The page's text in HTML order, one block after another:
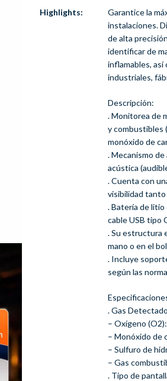
Highlights:
Garantice la
instalaciones.
de alta
identificar de
inflamables,
industriales,
Descripción:
. Monitorea de
y combustibles
monóxido de
. Mecanismo
acústica
. Cuenta con
visibilidad tanto
. Batería de
cable USB tipo
. Su estructura
mano o en el
. Incluye
según las
. Gas
– Oxígeno
– Monóxido de
– Sulfuro de
– Gas
. Tipo de